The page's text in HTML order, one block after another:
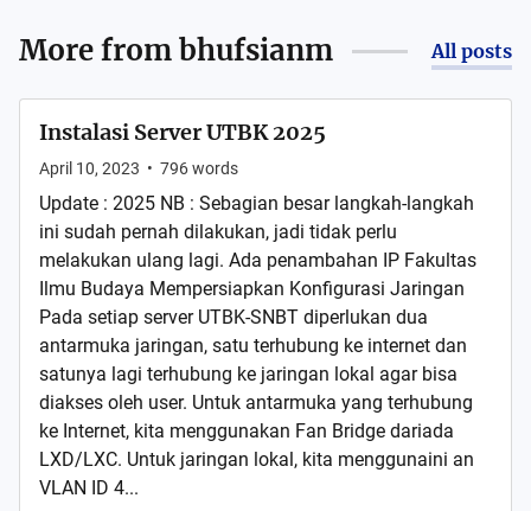
More frombhufsianm All posts
Instalasi Server UTBK 2025
April 10, 2023 • 796words
Update : 2025 NB : Sebagian besar langkah-langkah
ini sudah pernah dilakukan, jadi tidak perlu
melakukan ulang lagi. Ada penambahan IP Fakultas
Ilmu Budaya Mempersiapkan Konfigurasi Jaringan
Pada setiap server UTBK-SNBT diperlukan dua
antarmuka jaringan, satu terhubung ke internet dan
satunya lagi terhubung ke jaringan lokal agar bisa
diakses oleh user. Untuk antarmuka yang terhubung
ke Internet, kita menggunakan Fan Bridge dariada
LXD/LXC. Untuk jaringan lokal, kita menggunaini an
VLAN ID 4...